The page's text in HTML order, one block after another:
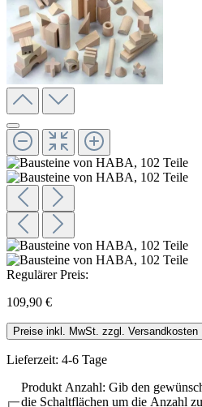
Regulärer Preis:
109,90 €
Preise inkl. MwSt. zzgl. Versandkosten
Lieferzeit: 4-6 Tage
Produkt Anzahl: Gib den
die Schaltflächen um die Anzahl